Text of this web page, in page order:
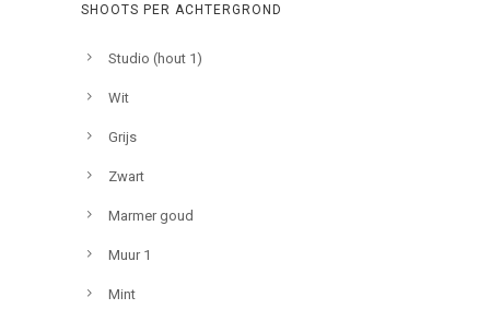
SHOOTS PER ACHTERGROND
Studio (hout 1)
Wit
Grijs
Zwart
Marmer goud
Muur 1
Mint